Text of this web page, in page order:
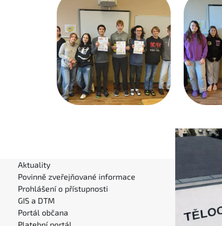
Aktuality
Povinně zveřejňované informace
Prohlášení o přístupnosti
GIS a DTM
Portál občana
Platební portál